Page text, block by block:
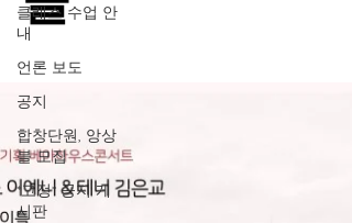
클래스 수업 안
내
언론 보도
공지
합창단원, 앙상
블 모집
*고정* 공지 게
시판